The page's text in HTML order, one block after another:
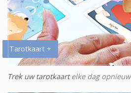
Tarotkaart +
Trek uw tarotkaartelke dag opnieuw